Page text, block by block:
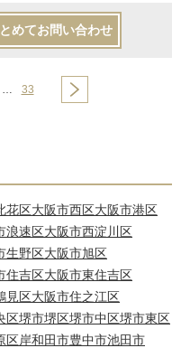
めてお問い合わせ
… 33
花区大阪市西区大阪市港区
浪速区大阪市西淀川区
生野区大阪市旭区
住吉区大阪市東住吉区
見区大阪市住之江区
区堺市堺区堺市中区堺市東区
区岸和田市豊中市池田市